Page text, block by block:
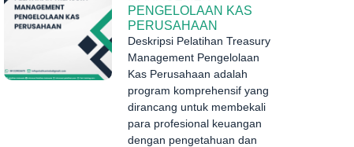
PENGELOLAAN KAS
PERUSAHAAN
Deskripsi Pelatihan Treasury
Management Pengelolaan
Kas Perusahaan adalah
program komprehensif yang
dirancang untuk membekali
para profesional keuangan
dengan pengetahuan dan